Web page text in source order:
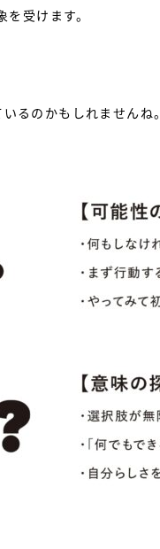
受けます。
るのかもしれませんね。